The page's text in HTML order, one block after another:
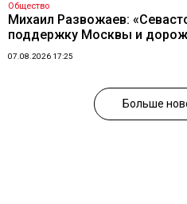
Общество
Михаил Развожаев:
поддержку Москвы и
07.08.2026 17:25
Больше